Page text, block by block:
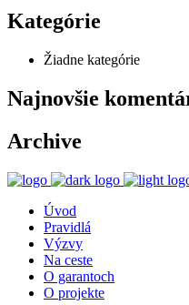
Kategórie
Žiadne kategórie
Najnovšie
Archive
Úvod
Pravidlá
Výzvy
Na ceste
O garantoch
O projekte